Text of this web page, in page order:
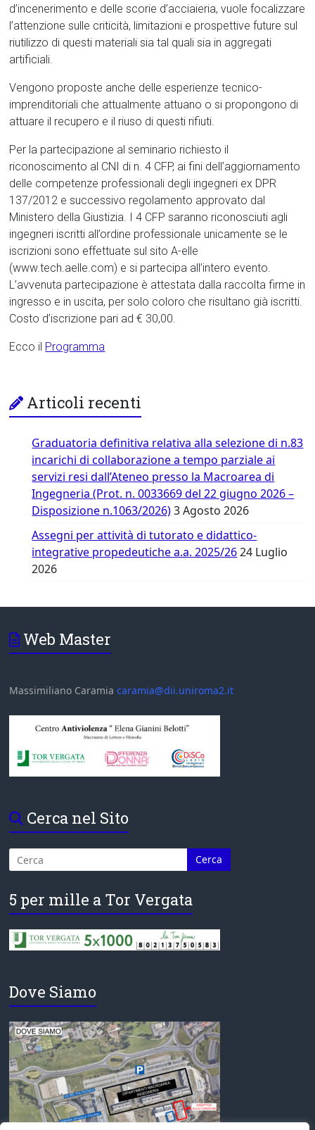
d’incenerimento e delle scorie d’acciaieria, vuole focalizzare
l’attenzione sulle criticità, limitazioni e prospettive future sul
riutilizzo di questi materiali sia tal quali sia in aggregati
artificiali.
Vengono proposte anche delle esperienze tecnico-
imprenditoriali che attualmente attuano o si propongono di
attuare il recupero e il riuso di questi rifiuti.
Per la partecipazione al seminario richiesto il
riconoscimento al CNI di n. 4 CFP, ai fini dell’aggiornamento
delle competenze professionali degli ingegneri ex DPR
137/2012 e successivo regolamento approvato dal
Ministero della Giustizia. I 4 CFP saranno riconosciuti agli
ingegneri iscritti all’ordine professionale unicamente se le
iscrizioni sono effettuate sul sito A-elle
(www.tech.aelle.com) e si partecipa all’intero evento.
L’avvenuta partecipazione è attestata dalla raccolta firme in
ingresso e in uscita, per solo coloro che risultano già iscritti.
Costo d’iscrizione pari ad € 30,00.
Ecco il Programma
Articoli recenti
Graduatoria definitiva relativa alla selezione di n.83
incarichi di collaborazione a tempo parziale ai
servizi resi dall’Ateneo presso la Macroarea di
Ingegneria (Prot. n. 0033669 del 22 giugno 2026 –
Disposizione n.1063/2026) 3 Agosto 2026
Assegni per attività di tutorato e didattico-
integrative propedeutiche a.a. 2025/26 24 Luglio
2026
Web Master
Massimiliano Caramiacaramia@dii.uniroma2.it
Cerca nel Sito
5 per mille a Tor Vergata
Dove Siamo